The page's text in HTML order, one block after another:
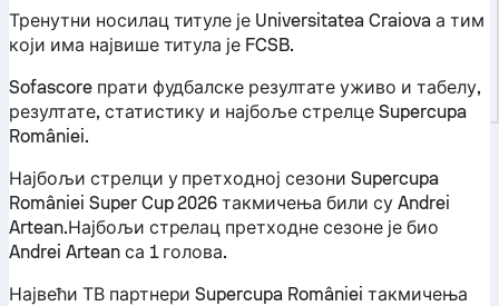
Тренутни носилац титуле је Universitatea Craiova а тим
који има највише титула је FCSB.
Sofascore прати фудбалске резултате уживо и табелу,
резултате, статистику и најбоље стрелце Supercupa
României.
Најбољи стрелци у претходној сезони Supercupa
României Super Cup 2026 такмичења били су Andrei
Artean.Најбољи стрелац претходне сезоне је био
Andrei Artean са 1 голова.
Највећи ТВ партнери Supercupa României такмичења